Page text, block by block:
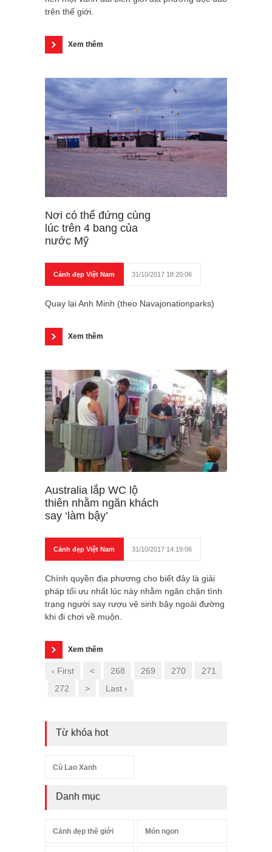
trên thế giới.
Xem thêm
Nơi có thể đứng cùng
lúc trên 4 bang của
nước Mỹ
Cảnh đẹp Việt Nam 31/10/2017 18:20:06
Quay lại Anh Minh (theo Navajonationparks)
Xem thêm
Australia lắp WC lộ
thiên nhằm ngăn khách
say ‘làm bậy’
Cảnh đẹp Việt Nam 31/10/2017 14:19:06
Chính quyền địa phương cho biết đây là giải
pháp tối ưu nhất lúc này nhằm ngăn chặn tình
trạng người say rượu vệ sinh bậy ngoài đường
khi đi chơi về muộn.
Xem thêm
‹ First < 268 269 270
271
272
> Last ›
Từ khóa hot
Cù Lao Xanh
Danh mục
Cảnh đẹp thế giới Món ngon